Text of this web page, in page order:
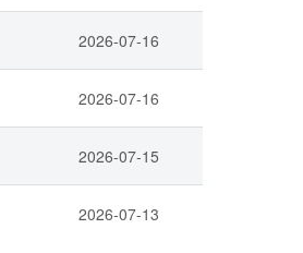
2026-07-16
2026-07-16
2026-07-15
2026-07-13